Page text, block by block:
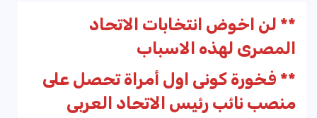
** لن اخوض انتخابات الاتحاد
المصرى لهذه الاسباب
** فخورة كونى اول أمراة تحصل على
منصب نائب رئيس الاتحاد العربى